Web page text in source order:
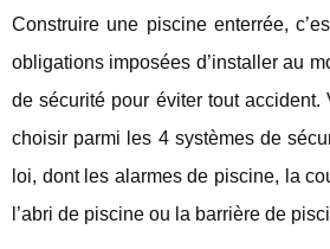
Construire une piscine enterrée,
obligations imposées d’installer au
de sécurité pour éviter tout accident.
choisir parmi les 4 systèmes de
loi, dont les alarmes de piscine, la
l’abri de piscine ou la barrière de